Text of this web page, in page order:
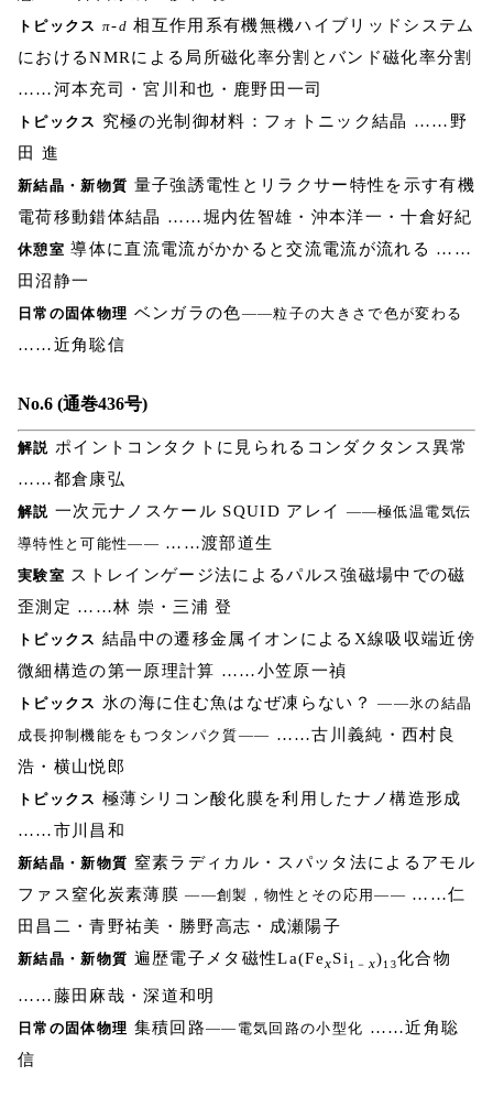
トピックス π-d 相互作用系有機無機ハイブリッドシステム
におけるNMRによる局所磁化率分割とバンド磁化率分割
……河本充司・宮川和也・鹿野田一司
トピックス 究極の光制御材料：フォトニック結晶 ……野
田 進
新結晶・新物質 量子強誘電性とリラクサー特性を示す有機
電荷移動錯体結晶 ……堀内佐智雄・沖本洋一・十倉好紀
休憩室 導体に直流電流がかかると交流電流が流れる ……
田沼静一
日常の固体物理 ベンガラの色――粒子の大きさで色が変わる
……近角聡信
No.6 (通巻436号)
解説 ポイントコンタクトに見られるコンダクタンス異常
……都倉康弘
解説 一次元ナノスケール SQUID アレイ ――極低温電気伝
導特性と可能性―― ……渡部道生
実験室 ストレインゲージ法によるパルス強磁場中での磁
歪測定 ……林 崇・三浦 登
トピックス 結晶中の遷移金属イオンによるX線吸収端近傍
微細構造の第一原理計算 ……小笠原一禎
トピックス 氷の海に住む魚はなぜ凍らない？――氷の結晶
成長抑制機能をもつタンパク質―― ……古川義純・西村良
浩・横山悦郎
トピックス 極薄シリコン酸化膜を利用したナノ構造形成
……市川昌和
新結晶・新物質 窒素ラディカル・スパッタ法によるアモル
ファス窒化炭素薄膜――創製，物性とその応用―― ……仁
田昌二・青野祐美・勝野高志・成瀬陽子
新結晶・新物質 遍歴電子メタ磁性La(FexSi1－ x)13化合物
……藤田麻哉・深道和明
日常の固体物理 集積回路――電気回路の小型化 ……近角聡
信